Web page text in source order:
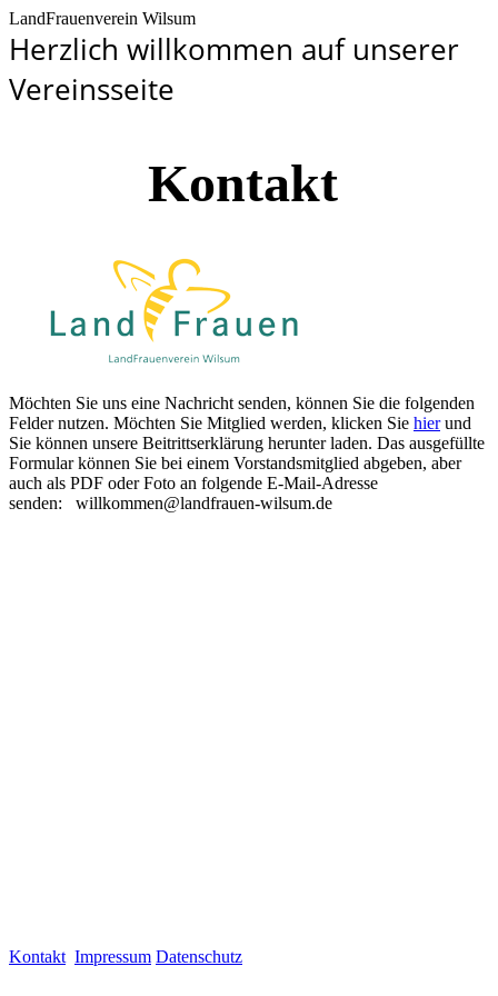
LandFrauenverein Wilsum
Herzlich willkommen auf unserer
Vereinsseite
Kontakt
Möchten Sie uns eine Nachricht senden, können Sie die folgenden
Felder nutzen. Möchten Sie Mitglied werden, klicken Sie hierund
Sie können unsere Beitrittserklärung herunter laden. Das ausgefüllte
Formular können Sie bei einem Vorstandsmitglied abgeben, aber
auch als PDF oder Foto an folgende E-Mail-Adresse
senden: willkommen@landfrauen-wilsum.de
Kontakt Impressum Datenschutz